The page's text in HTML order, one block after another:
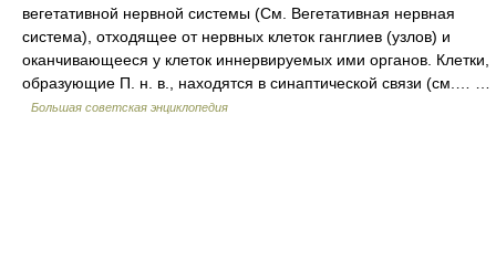
вегетативной нервной системы (См. Вегетативная нервная
система), отходящее от нервных клеток ганглиев (узлов) и
оканчивающееся у клеток иннервируемых ими органов. Клетки,
образующие П. н. в., находятся в синаптической связи (см.… …
Большая советская энциклопедия